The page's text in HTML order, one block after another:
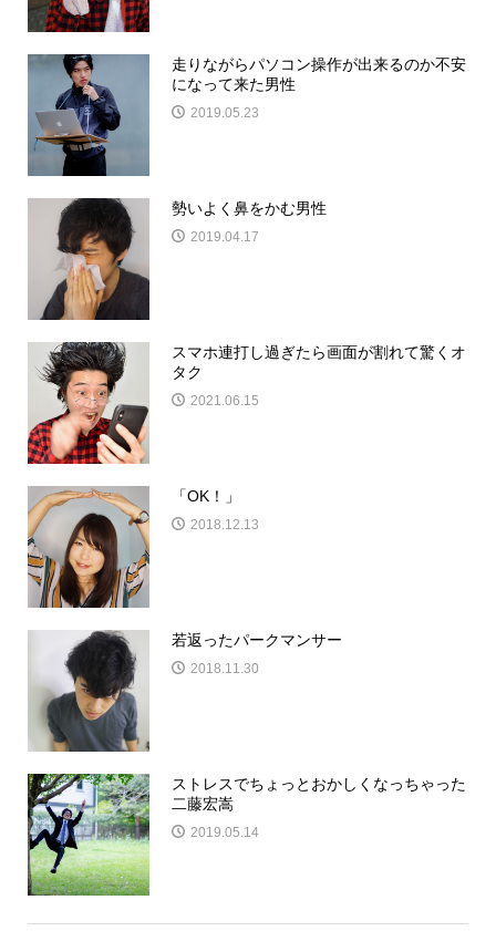
走りながらパソコン操作が出来るのか不安
になって来た男性
2019.05.23
勢いよく鼻をかむ男性
2019.04.17
スマホ連打し過ぎたら画面が割れて驚くオ
タク
2021.06.15
「OK！」
2018.12.13
若返ったパークマンサー
2018.11.30
ストレスでちょっとおかしくなっちゃった
二藤宏嵩
2019.05.14